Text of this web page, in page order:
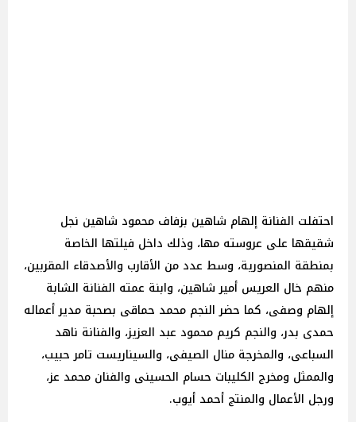
احتفلت الفنانة إلهام شاهين بزفاف محمود شاهين نجل
شقيقها على عروسته مها، وذلك داخل فيلتها الخاصة
بمنطقة المنصورية، وسط عدد من الأقارب والأصدقاء المقربين،
منهم خال العريس أمير شاهين، وابنة عمته الفنانة الشابة
إلهام وصفى، كما حضر النجم محمد حماقى بصحبة مدير أعماله
حمدى بدر، والنجم كريم محمود عبد العزيز، والفنانة ناهد
السباعى، والمخرجة منال الصيفى، والسيناريست تامر حبيب،
والممثل ومخرج الكليبات حسام الحسينى والفنان محمد عز،
ورجل الأعمال والمنتج أحمد أيوب.